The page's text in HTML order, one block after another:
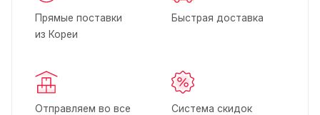
Прямые поставки
из Кореи
Быстрая доставка
Отправляем во все
Система скидок